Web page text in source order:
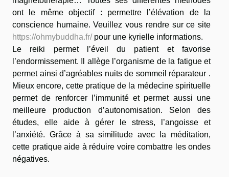
ont le même objectif : permettre l’élévation de la
conscience humaine. Veuillez vous rendre sur ce site
https://ohmybuddha.fr/pour une kyrielle informations.
Le reiki permet l’éveil du patient et favorise
l’endormissement. Il allège l’organisme de la fatigue et
permet ainsi d’agréables nuits de sommeil réparateur .
Mieux encore, cette pratique de la médecine spirituelle
permet de renforcer l’immunité et permet aussi une
meilleure production d’autonomisation. Selon des
études, elle aide à gérer le stress, l’angoisse et
l’anxiété. Grâce à sa similitude avec la méditation,
cette pratique aide à réduire voire combattre les ondes
négatives.